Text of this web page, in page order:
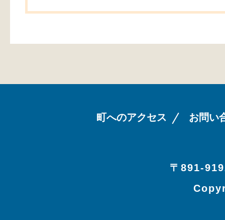
町へのアクセス お問い
〒891-